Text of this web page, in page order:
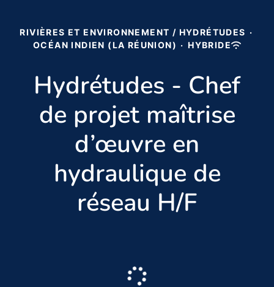
RIVIÈRES ET ENVIRONNEMENT / HYDRÉTUDES ·
OCÉAN INDIEN (LA RÉUNION) · HYBRIDE
Hydrétudes - Chef
de projet maîtrise
d’œuvre en
hydraulique de
réseau H/F